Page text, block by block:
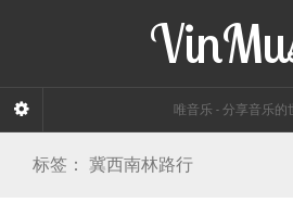
唯音乐 - 分享音乐的
标签： 冀西南林路行